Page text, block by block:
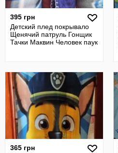
395 грн
Детский плед покрывало
Щенячий патруль Гонщик
Тачки Маквин Человек паук
365 грн